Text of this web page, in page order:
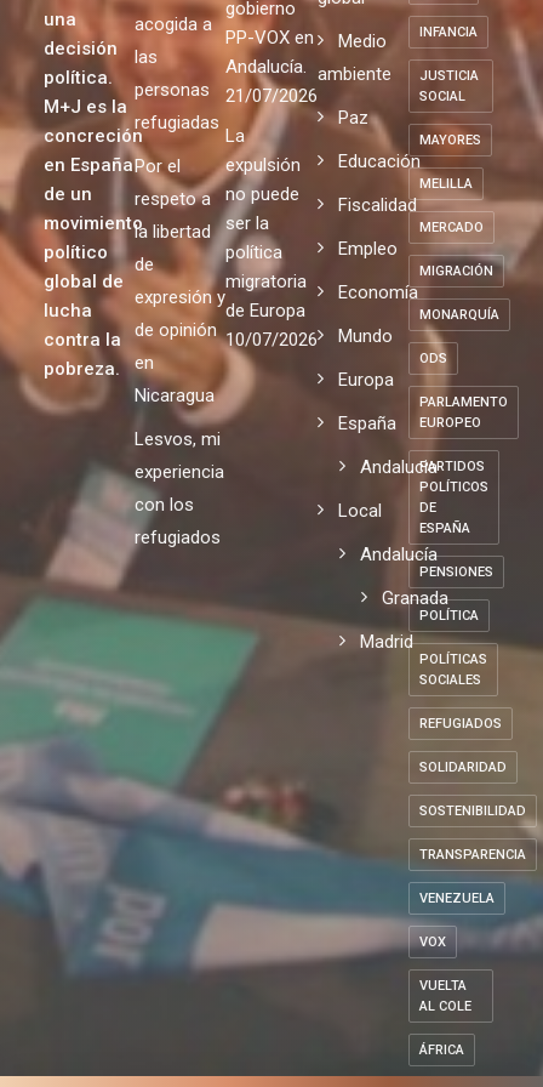
una
decisión
política.
M+J es la
concreción
en España
de un
movimiento
político
global de
lucha
contra la
pobreza.
acogida a
las
personas
refugiadas
Por el
respeto a
la libertad
de
expresión y
de opinión
en
Nicaragua
Lesvos, mi
experiencia
con los
refugiados
gobierno
PP-VOX en
Andalucía.
21/07/2026
La
expulsión
no puede
ser la
política
migratoria
de Europa
10/07/2026
Medio
ambiente
Paz
Educación
Fiscalidad
Empleo
Economía
Mundo
Europa
España
Andalucia
Local
Andalucía
Granada
Madrid
INFANCIA
JUSTICIA
SOCIAL
MAYORES
MELILLA
MERCADO
MIGRACIÓN
MONARQUÍA
ODS
PARLAMENTO
EUROPEO
PARTIDOS
POLÍTICOS
DE
ESPAÑA
PENSIONES
POLÍTICA
POLÍTICAS
SOCIALES
REFUGIADOS
SOLIDARIDAD
SOSTENIBILIDAD
TRANSPARENCIA
VENEZUELA
VOX
VUELTA
AL COLE
ÁFRICA